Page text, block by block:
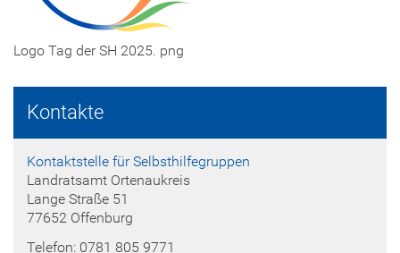
Logo Tag der SH 2025. png
Kontakte
Kontaktstelle für Selbsthilfegruppen
Landratsamt Ortenaukreis
Lange Straße 51
77652 Offenburg
Telefon: 0781 805 9771